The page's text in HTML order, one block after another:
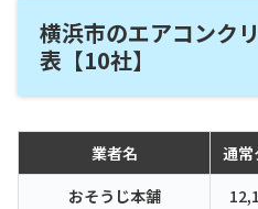
横浜市のエアコンク
表【10社】
業者名 通常
おそうじ本舗